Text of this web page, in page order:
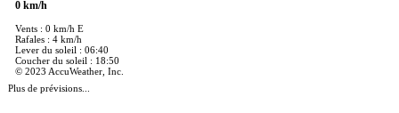
0 km/h
Vents : 0 km/h E
Rafales : 4 km/h
Lever du soleil : 06:40
Coucher du soleil : 18:50
© 2023 AccuWeather, Inc.
Plus de prévisions...